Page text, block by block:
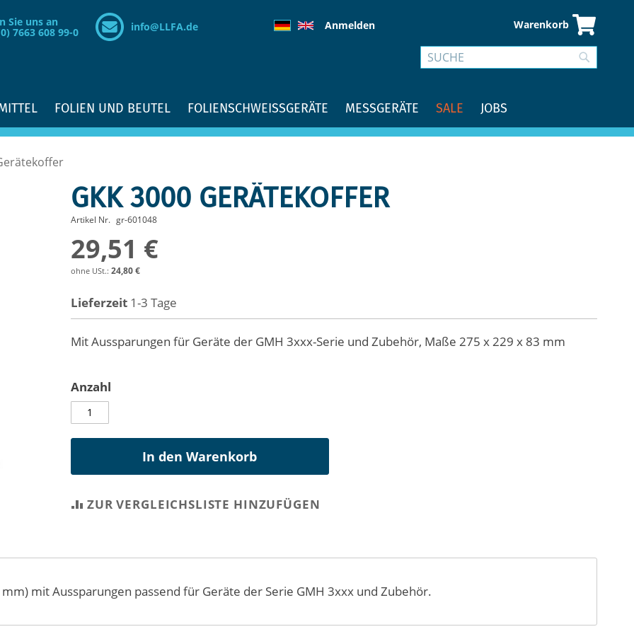
Anmelden Warenkorb
Suche
Sie uns an
7663 608 99-0 info@LLFA.de
FOLIEN UND BEUTEL FOLIENSCHWEISSGERÄTE MESSGERÄTE SALE JOBS
GKK 3000 GERÄTEKOFFER
Artikel Nr. gr-601048
29,51 €
24,80 €
Lieferzeit 1-3 Tage
Mit Aussparungen für Geräte der GMH 3xxx-Serie und Zubehör, Maße 275 x 229 x 83 mm
Anzahl
In den Warenkorb
ZUR VERGLEICHSLISTE HINZUFÜGEN
mit Aussparungen passend für Geräte der Serie GMH 3xxx und Zubehör.